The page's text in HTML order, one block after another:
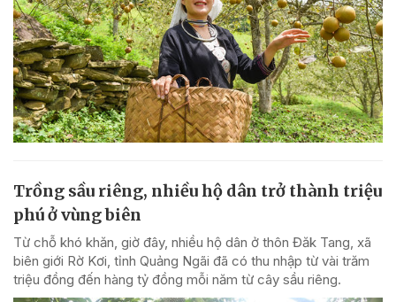
Trồng sầu riêng, nhiều hộ dân trở thành triệu
phú ở vùng biên
Từ chỗ khó khăn, giờ đây, nhiều hộ dân ở thôn Đăk Tang, xã
biên giới Rờ Kơi, tỉnh Quảng Ngãi đã có thu nhập từ vài trăm
triệu đồng đến hàng tỷ đồng mỗi năm từ cây sầu riêng.